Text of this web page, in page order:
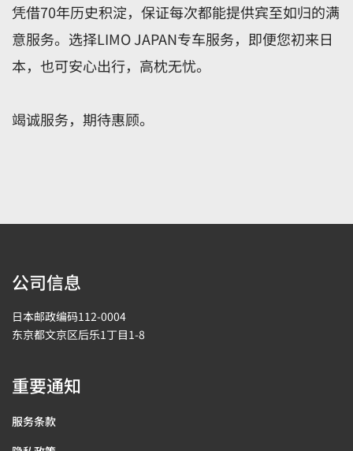
凭借70年历史积淀，保证每次都能提供宾至如归的满
意服务。选择LIMO JAPAN专车服务，即便您初来日
本，也可安心出行，高枕无忧。
竭诚服务，期待惠顾。
公司信息
日本邮政编码112-0004
东京都文京区后乐1丁目1-8
重要通知
服务条款